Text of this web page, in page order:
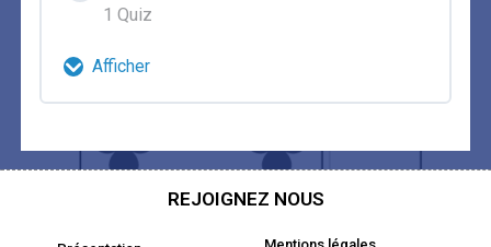
Quiz gto / exploitant
1 Quiz
Afficher
Quiz concepts GTO
REJOIGNEZ NOUS